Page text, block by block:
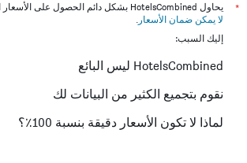
*
يحاول HotelsCombined بشكل دائم الحصول على الأسعار الدقيقة، ولكن
لا يمكن ضمان الأسعار .
إليك السبب:
HotelsCombined ليس البائع
نقوم بتجميع الكثير من البيانات لك
لماذا لا تكون الأسعار دقيقة بنسبة 100٪؟